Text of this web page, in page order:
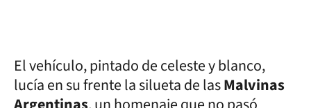
El vehículo, pintado de celeste y blanco,
lucía en su frente la silueta de lasMalvinas